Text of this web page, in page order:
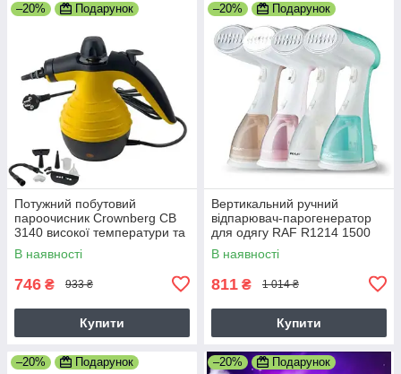
–20% Подарунок
Потужний побутовий
пароочисник Crownberg CB
3140 високої температури та
тиску з універсальним
набором насадок
В наявності
746 ₴ 933 ₴
Купити
–20% Подарунок
Вертикальний ручний
відпарювач-парогенератор
для одягу RAF R1214 1500
Вт пароочисник для дому
В наявності
811 ₴ 1 014 ₴
Купити
–20% Подарунок –20% Подарунок